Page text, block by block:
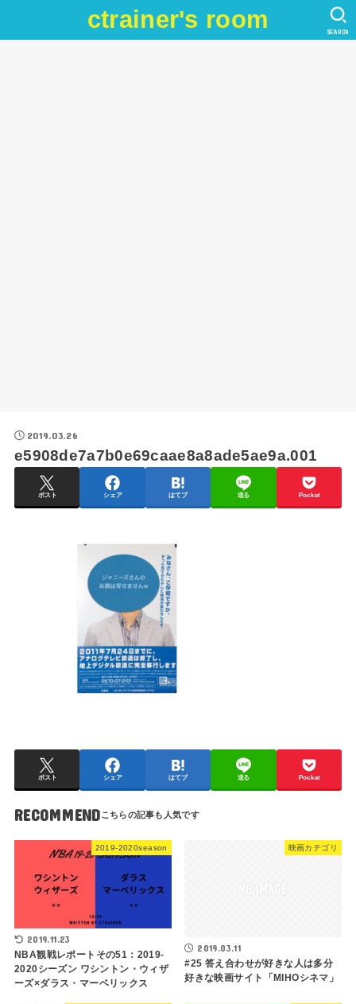
ctrainer's room SEARCH
2019.03.26
e5908de7a7b0e69caae8a8ade5ae9a.001
ポスト シェア はてブ 送る Pocket
ポスト シェア はてブ 送る Pocket
RECOMMEND
2019-2020season
2019.11.23
NBA観戦レポートその51：2019-
2020シーズン ワシントン・ウィザ
ーズ×ダラス・マーベリックス
映画カテゴリ
2019.03.11
#25 答え合わせが好きな人は多分
好きな映画サイト「MIHOシネマ」